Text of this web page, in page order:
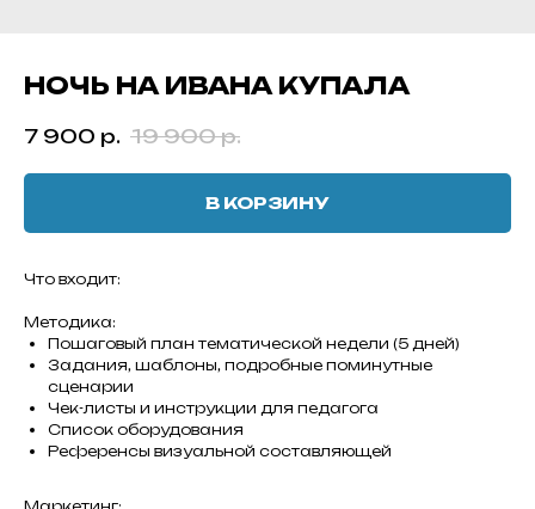
НОЧЬ НА ИВАНА КУПАЛА
7 900 р. 19 900 р.
В КОРЗИНУ
Что входит:
Методика:
Пошаговый план тематической недели (5 дней)
Задания, шаблоны, подробные поминутные
сценарии
Чек-листы и инструкции для педагога
Список оборудования
Референсы визуальной составляющей